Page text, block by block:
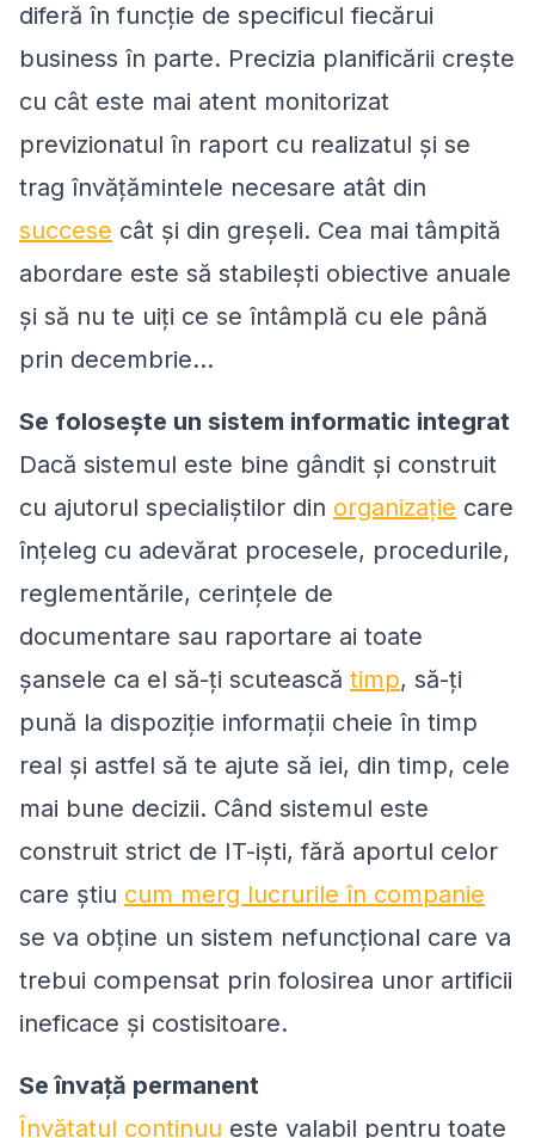
diferă în funcție de specificul fiecărui
business în parte. Precizia planificării crește
cu cât este mai atent monitorizat
previzionatul în raport cu realizatul și se
trag învățămintele necesare atât din
succese cât și din greșeli. Cea mai tâmpită
abordare este să stabilești obiective anuale
și să nu te uiți ce se întâmplă cu ele până
prin decembrie…
Se folosește un sistem informatic integrat
Dacă sistemul este bine gândit și construit
cu ajutorul specialiștilor din organizație care
înțeleg cu adevărat procesele, procedurile,
reglementările, cerințele de
documentare sau raportare ai toate
șansele ca el să-ți scutească timp, să-ți
pună la dispoziție informații cheie în timp
real și astfel să te ajute să iei, din timp, cele
mai bune decizii. Când sistemul este
construit strict de IT-iști, fără aportul celor
care știu cum merg lucrurile în companie
se va obține un sistem nefuncțional care va
trebui compensat prin folosirea unor artificii
ineficace și costisitoare.
Se învață permanent
Învățatul continuu este valabil pentru toate